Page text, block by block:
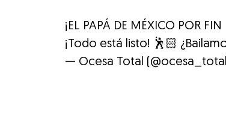
¡EL PAPÁ DE MÉXICO POR FIN
¡Todo está listo! 🕺🏻
— Ocesa Total